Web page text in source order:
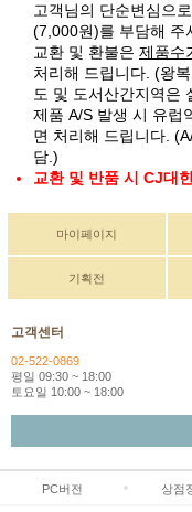
고객님의 단순변심으
(7,000원)를 부담해 주
교환 및 환불은 제품수
처리해 드립니다. (왕
도 및 도서산간지역은
제품 A/S 발생 시 유럽
면 처리해 드립니다.
담.)
교환 및 반품 시 CJ대
마이페이지
기획전
고객센터
02-522-0869
평일 09:30 ~ 18:00
토요일 10:00 ~ 18:00
PC버전 상점